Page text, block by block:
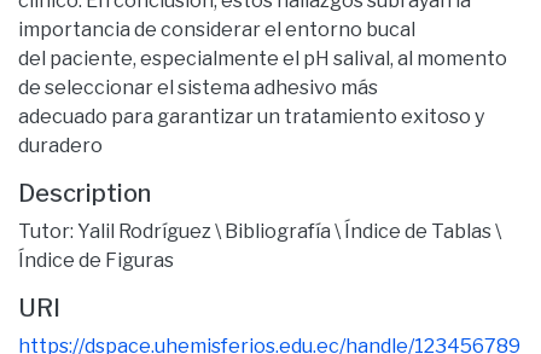
importancia de considerar el entorno bucal
del paciente, especialmente el pH salival, al momento
de seleccionar el sistema adhesivo más
adecuado para garantizar un tratamiento exitoso y
duradero
Description
Tutor: Yalil Rodríguez \ Bibliografía \ Índice de Tablas \
Índice de Figuras
URI
https://dspace.uhemisferios.edu.ec/handle/123456789